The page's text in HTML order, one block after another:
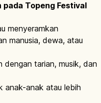
Topeng Festival
menyeramkan
manusia, dewa, atau
dengan tarian, musik, dan
anak-anak atau lebih